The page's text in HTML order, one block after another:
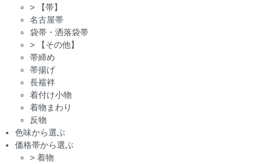
>
【帯】
名古屋帯
袋帯・洒落袋帯
>
【その他】
帯締め
帯揚げ
長襦袢
着付け小物
着物まわり
反物
色味から選ぶ
価格帯から選ぶ
> 着物